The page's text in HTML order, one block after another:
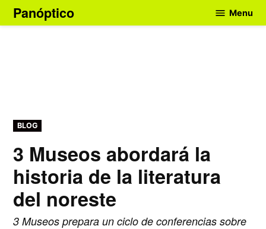
Skip
to
Panóptico Menu
POSTED
IN
BLOG
3 Museos abordará la
historia de la literatura
del noreste
3 Museos prepara un ciclo de conferencias sobre